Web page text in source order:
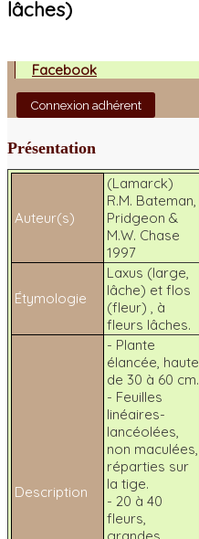
Facebook
Connexion adhérent
lâches)
Présentation
Auteur(s)
(Lamarck)
R.M. Bateman,
Pridgeon &
M.W. Chase
1997
Étymologie
Laxus (large,
lâche) et flos
(fleur) , à
fleurs lâches.
Description
- Plante
élancée, haute
de 30 à 60 cm.
- Feuilles
linéaires-
lancéolées,
non maculées,
réparties sur
la tige.
- 20 à 40
fleurs,